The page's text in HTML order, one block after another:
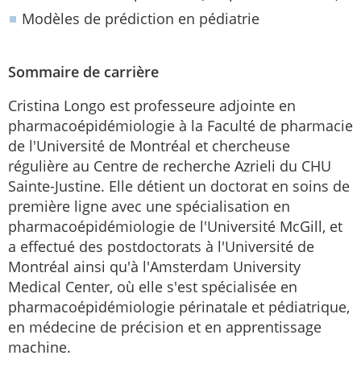
Modèles de prédiction en pédiatrie
Sommaire de carrière
Cristina Longo est professeure adjointe en
pharmacoépidémiologie à la Faculté de pharmacie
de l'Université de Montréal et chercheuse
régulière au Centre de recherche Azrieli du CHU
Sainte-Justine. Elle détient un doctorat en soins de
première ligne avec une spécialisation en
pharmacoépidémiologie de l'Université McGill, et
a effectué des postdoctorats à l'Université de
Montréal ainsi qu'à l'Amsterdam University
Medical Center, où elle s'est spécialisée en
pharmacoépidémiologie périnatale et pédiatrique,
en médecine de précision et en apprentissage
machine.